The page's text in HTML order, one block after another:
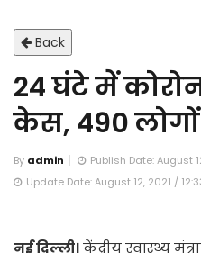
Back
24 घंटे में
केस, 490
By admin
Publish Date: August
Update Date: August 12, 2021 /
नई दिल्ली।केंद्रीय स्वास्थ्य